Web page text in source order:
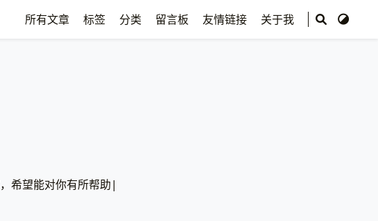
所有文章 标签 分类 留言板 友情链接 关于我
， 希望能对你有所帮助